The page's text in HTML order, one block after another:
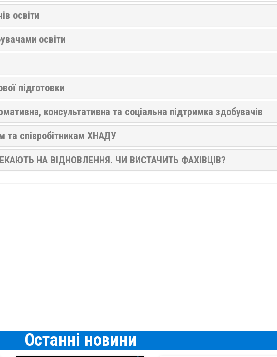
освіти
освіти
підготовки
консультативна та соціальна підтримка здобувачів
та співробітникам ХНАДУ
НА ВІДНОВЛЕННЯ. ЧИ ВИСТАЧИТЬ ФАХІВЦІВ?
Останнi новини